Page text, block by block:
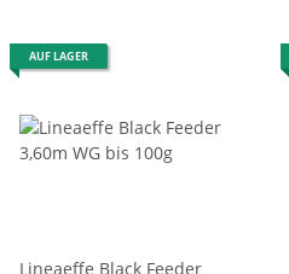
AUF LAGER
Lineaeffe Black Feeder